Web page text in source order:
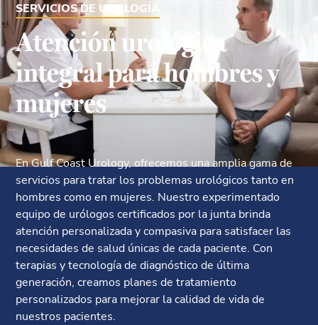
SERVICIOS DE UROLOGÍA
Atención urológica
integral para hombres y
mujeres
En Gulf Coast Urology, ofrecemos una amplia gama de
servicios para tratar los problemas urológicos tanto en
hombres como en mujeres. Nuestro experimentado
equipo de urólogos certificados por la junta brinda
atención personalizada y compasiva para satisfacer las
necesidades de salud únicas de cada paciente. Con
terapias y tecnología de diagnóstico de última
generación, creamos planes de tratamiento
personalizados para mejorar la calidad de vida de
nuestros pacientes.